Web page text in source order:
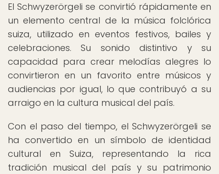
El Schwyzerörgeli se convirtió rápidamente en
un elemento central de la música folclórica
suiza, utilizado en eventos festivos, bailes y
celebraciones. Su sonido distintivo y su
capacidad para crear melodías alegres lo
convirtieron en un favorito entre músicos y
audiencias por igual, lo que contribuyó a su
arraigo en la cultura musical del país.
Con el paso del tiempo, el Schwyzerörgeli se
ha convertido en un símbolo de identidad
cultural en Suiza, representando la rica
tradición musical del país y su patrimonio